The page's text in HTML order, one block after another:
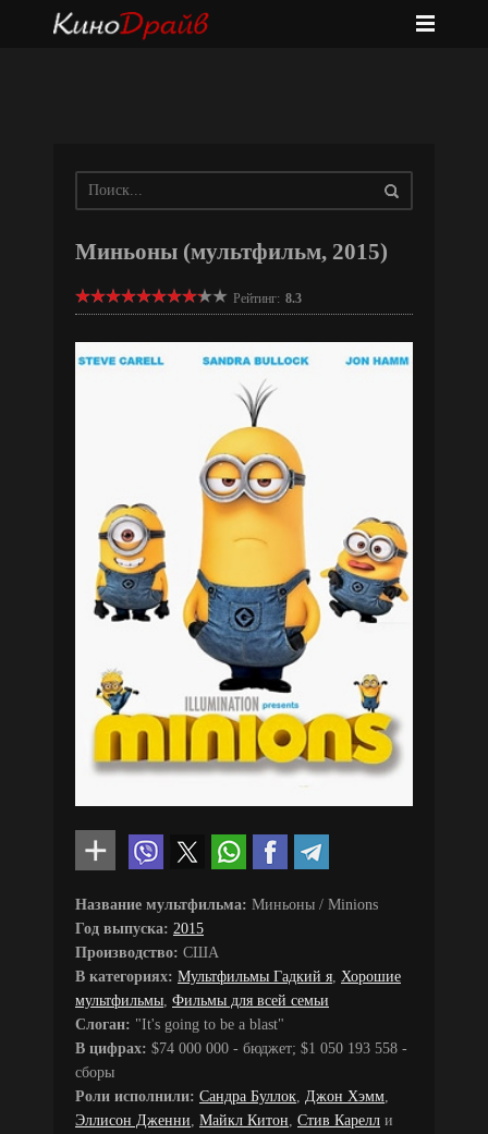
Миньоны (мультфильм, 2015)
Рейтинг: 8.3
Название мультфильма: Миньоны / Minions
Год выпуска: 2015
Производство: США
В категориях: Мультфильмы Гадкий я Хорошие
мультфильмы Фильмы для всей семьи
Слоган: "It's going to be a blast"
В цифрах: $74 000 000 - бюджет; $1 050 193 558 -
сборы
Роли исполнили: Сандра Буллок Джон Хэмм
Эллисон Дженни Майкл Китон Стив Карелл и